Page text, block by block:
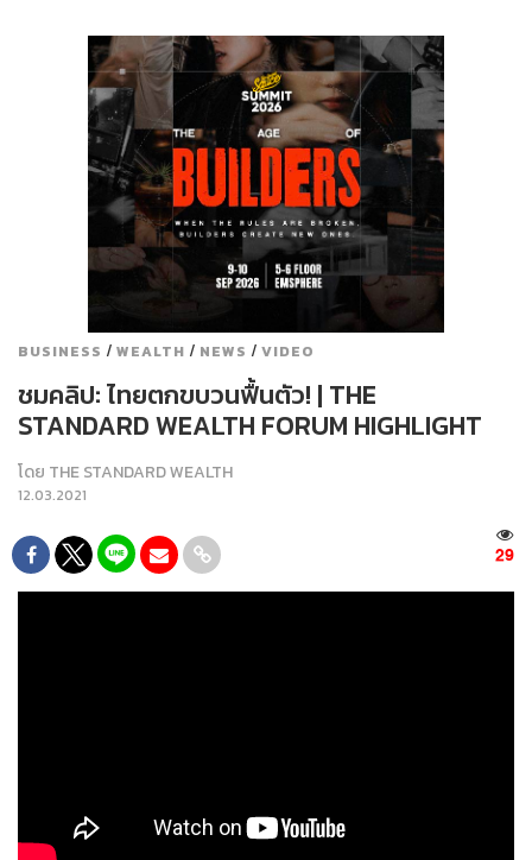
BUSINESS / WEALTH / NEWS / VIDEO
ชมคลิป: ไทยตกขบวนฟื้นตัว! | THE
STANDARD WEALTH FORUM HIGHLIGHT
โดย THE STANDARD WEALTH
12.03.2021
29